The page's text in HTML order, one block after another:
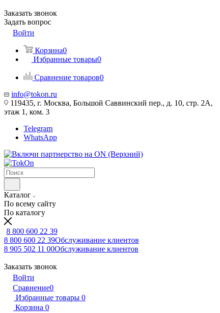
Заказать звонок
Задать вопрос
Войти
Корзина0
Избранные товары0
Сравнение товаров0
info@tokon.ru
119435, г. Москва, Большой Саввинский пер., д. 10, стр. 2А,
этаж 1, ком. 3
Telegram
WhatsApp
Каталог
По всему сайту
По каталогу
8 800 600 22 39
8 800 600 22 39Обслуживание клиентов
8 905 502 11 00Обслуживание клиентов
Заказать звонок
Войти
Сравнение0
Избранные товары 0
Корзина 0